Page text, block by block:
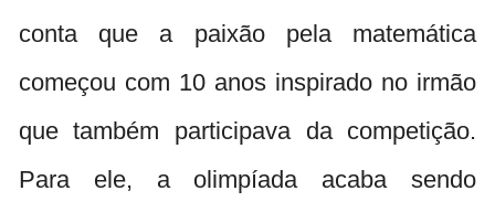
conta que a paixão pela matemática
começou com 10 anos inspirado no irmão
que também participava da competição.
Para ele, a olimpíada acaba sendo